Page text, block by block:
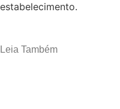
estabelecimento.
Leia Também